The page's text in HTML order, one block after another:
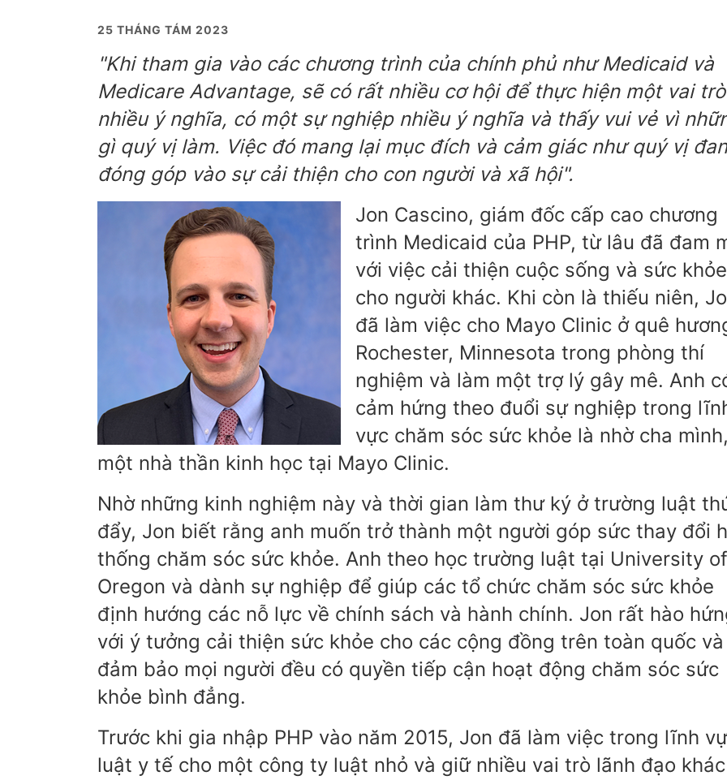
25 THÁNG TÁM 2023
"Khi tham gia vào các chương trình của chính phủ như Medicaid và
Medicare Advantage, sẽ có rất nhiều cơ hội để thực hiện một vai trò
nhiều ý nghĩa, có một sự nghiệp nhiều ý nghĩa và thấy vui vẻ vì
gì quý vị làm. Việc đó mang lại mục đích và cảm giác như quý vị
đóng góp vào sự cải thiện cho con người và xã hội".
Jon Cascino, giám đốc cấp cao chương
trình Medicaid của PHP, từ lâu đã đam
với việc cải thiện cuộc sống và sức khỏe
cho người khác. Khi còn là thiếu niên,
đã làm việc cho Mayo Clinic ở quê
Rochester, Minnesota trong phòng thí
nghiệm và làm một trợ lý gây mê. Anh
cảm hứng theo đuổi sự nghiệp trong
vực chăm sóc sức khỏe là nhờ cha mình,
một nhà thần kinh học tại Mayo Clinic.
Nhờ những kinh nghiệm này và thời gian làm thư ký ở trường luật
đẩy, Jon biết rằng anh muốn trở thành một người góp sức thay đổi
thống chăm sóc sức khỏe. Anh theo học trường luật tại University of
Oregon và dành sự nghiệp để giúp các tổ chức chăm sóc sức khỏe
định hướng các nỗ lực về chính sách và hành chính. Jon rất hào
với ý tưởng cải thiện sức khỏe cho các cộng đồng trên toàn quốc và
đảm bảo mọi người đều có quyền tiếp cận hoạt động chăm sóc sức
khỏe bình đẳng.
Trước khi gia nhập PHP vào năm 2015, Jon đã làm việc trong lĩnh
luật y tế cho một công ty luật nhỏ và giữ nhiều vai trò lãnh đạo khác